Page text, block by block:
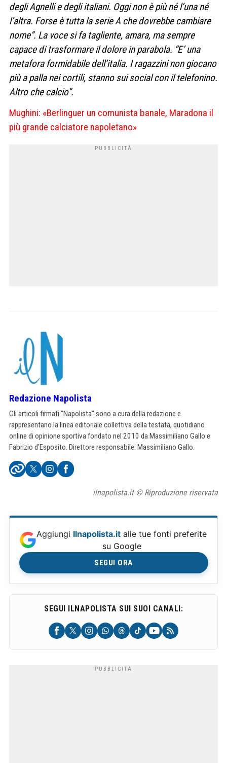
degli Agnelli e degli italiani. Oggi non è più né l’una né
l’altra. Forse è tutta la serie A che dovrebbe cambiare
nome”. La voce si fa tagliente, amara, ma sempre
capace di trasformare il dolore in parabola. “E’ una
metafora formidabile dell’italia. I ragazzini non giocano
più a palla nei cortili, stanno sui social con il telefonino.
Altro che calcio”.
Mughini: «Berlinguer un comunista banale, Maradona il
più grande calciatore napoletano»
Redazione Napolista
Gli articoli firmati "Napolista" sono a cura della redazione e
rappresentano la linea editoriale collettiva della testata, quotidiano
online di opinione sportiva fondato nel 2010 da Massimiliano Gallo e
Fabrizio d'Esposito. Direttore responsabile: Massimiliano Gallo.
ilnapolista.it © Riproduzione riservata
Aggiungi Ilnapolista.it alle tue fonti preferite
su Google
SEGUI ORA
SEGUI ILNAPOLISTA SUI SUOI CANALI: